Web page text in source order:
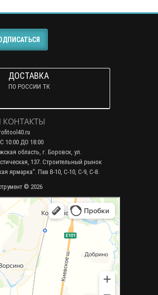
ДОСТАВКА
ПО РОССИИ ТК
10:00 ДО 18:00
область, г. Боровск, ул.
137. Строительный рынок
ярмарка". Пав В-10, С-10, С-9, С-8.
© 2026